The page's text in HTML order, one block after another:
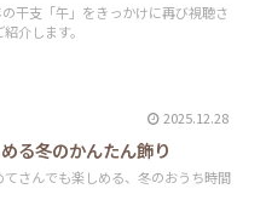
干支「午」をきっかけに再び視聴さ
介します。
2025.12.28
る冬のかんたん飾り
さんでも楽しめる、冬のおうち時間